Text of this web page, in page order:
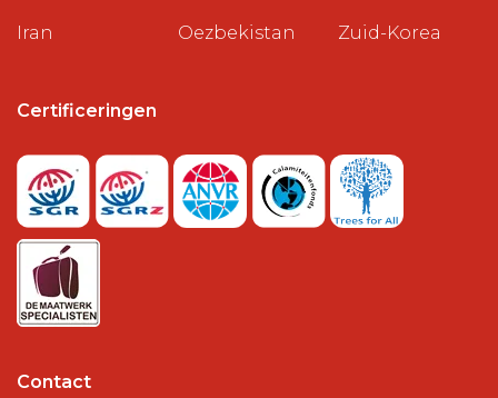
Iran Oezbekistan Zuid-Korea
Certificeringen
Contact